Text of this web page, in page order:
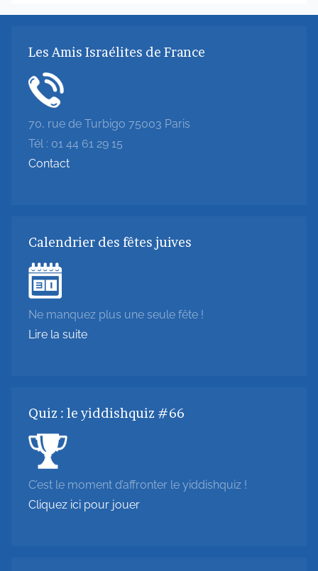
Les Amis Israélites de France
70, rue de Turbigo 75003 Paris
Tél : 01 44 61 29 15
Contact
Calendrier des fêtes juives
Ne manquez plus une seule fête !
Lire la suite
Quiz : le yiddishquiz #66
C’est le moment d’affronter le yiddishquiz !
Cliquez ici pour jouer